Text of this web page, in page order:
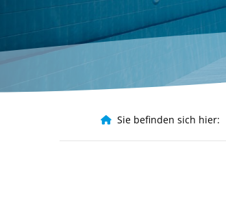
Häufig gesucht
Infos für Eltern
Sie befinden sich hier: